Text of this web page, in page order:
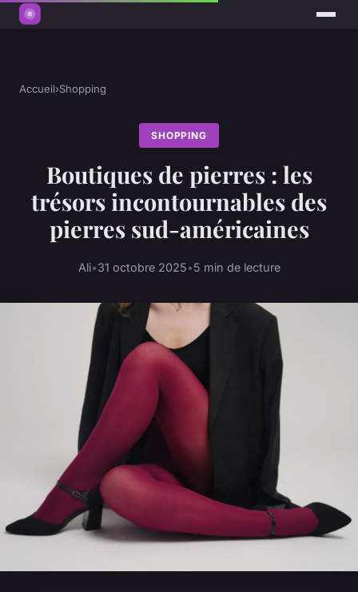
Accueil›Shopping
SHOPPING
Boutiques de pierres : les
trésors incontournables des
pierres sud-américaines
Ali•31 octobre 2025•5 min de lecture